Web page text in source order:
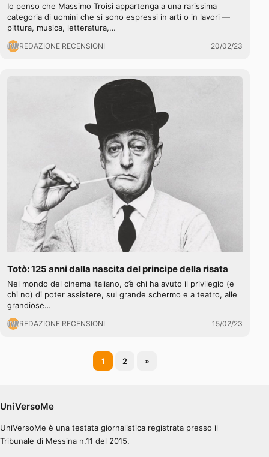
Io penso che Massimo Troisi appartenga a una rarissima
categoria di uomini che si sono espressi in arti o in lavori —
pittura, musica, letteratura,…
REDAZIONE RECENSIONI 20/02/23
Totò: 125 anni dalla nascita del principe della risata
Nel mondo del cinema italiano, c’è chi ha avuto il privilegio (e
chi no) di poter assistere, sul grande schermo e a teatro, alle
grandiose…
REDAZIONE RECENSIONI 15/02/23
Paginazione
1 2 »
UniVersoMe
UniVersoMe è una testata giornalistica registrata presso il
Tribunale di Messina n.11 del 2015.